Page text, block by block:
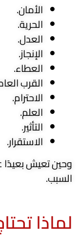
الأمان.
الحرية.
العدل.
الإنجاز.
العطاء.
القرب
الاحترام.
العلم.
التأثير.
الاستقرار.
وحين تعيش
السبب.
لماذا